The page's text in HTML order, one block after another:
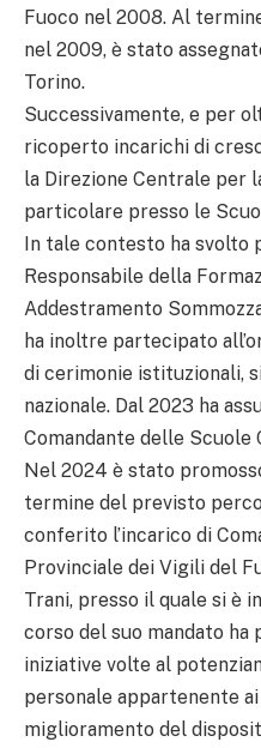
Fuoco nel 2008. Al
nel 2009, è stato
Torino.
Successivamente, e per
ricoperto incarichi di
la Direzione Centrale per
particolare presso le
In tale contesto ha
Responsabile della
Addestramento
ha inoltre partecipato
di cerimonie istituzionali,
nazionale. Dal 2023 ha
Comandante delle Scuole
Nel 2024 è stato
termine del previsto
conferito l’incarico di
Provinciale dei Vigili del
Trani, presso il quale si è
corso del suo mandato ha
iniziative volte al
personale appartenente
miglioramento del